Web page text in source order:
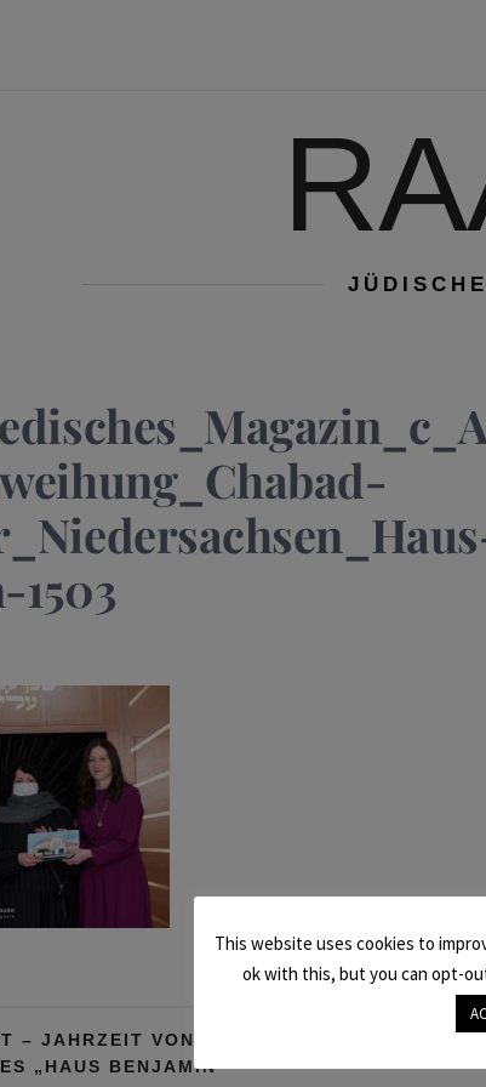
– JAHRZEIT VON RABBINER BENJAMIN
„HAUS BENJAMIN“
This website uses cookies to
ok with this, but you can opt-